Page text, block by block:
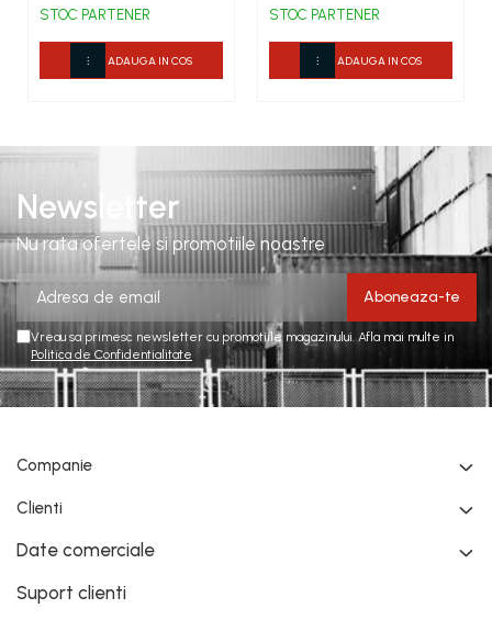
hidrofobizate, talpa
SRC rezistentă la
temperaturi înalte
STOC PARTENER
ADAUGA IN COS
STOC PARTENER
ADAUGA IN COS
Newsletter
Nu rata ofertele si promotiile noastre
Vreau sa primesc newsletter cu promotiile magazinului. Afla mai multe in
Politica de Confidentialitate
Companie
Clienti
Date comerciale
Suport clienti